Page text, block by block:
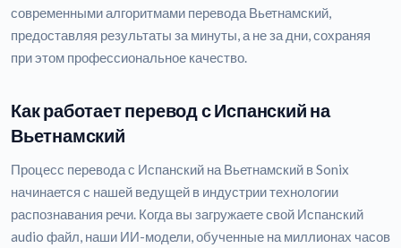
современными алгоритмами перевода Вьетнамский,
предоставляя результаты за минуты, а не за дни, сохраняя
при этом профессиональное качество.
Как работает перевод с Испанский на
Вьетнамский
Процесс перевода с Испанский на Вьетнамский в Sonix
начинается с нашей ведущей в индустрии технологии
распознавания речи. Когда вы загружаете свой Испанский
audio файл, наши ИИ-модели, обученные на миллионах часов